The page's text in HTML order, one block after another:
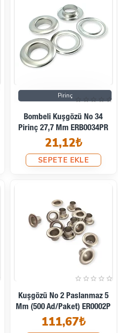
Pirinç
Bombeli Kuşgözü No 34
Pirinç 27,7 Mm ERB0034PR
21,12₺
SEPETE EKLE
Kuşgözü No 2 Paslanmaz 5
Mm (500 Ad/Paket) ER0002P
111,67₺